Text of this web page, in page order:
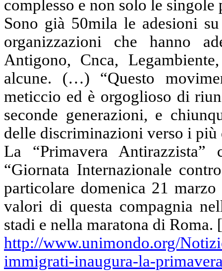
complesso e non solo le singole
Sono già 50mila le adesioni
organizzazioni che hanno
Antigono, Cnca,
alcune. (…) “Questo
meticcio ed è orgoglioso di
seconde generazioni, e
delle discriminazioni verso i più
La “Primavera
“Giornata Internazionale
particolare domenica 21
valori di questa compagnia
stadi e nella maratona di Roma.
http://www.unimondo.org/
immigrati-inaugura-la-